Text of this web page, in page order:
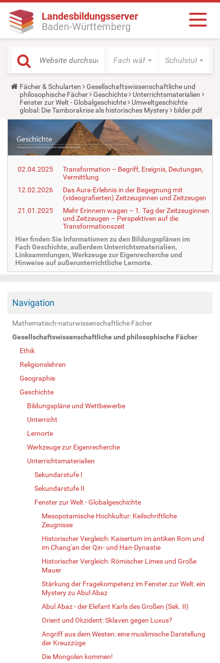
Landesbildungsserver
Baden-Württemberg
Fach wählen Schulstufe
Y
o
u
a
r
e
r
e
Fächer & Schularten
Gesellschaftswissenschaftliche und
philosophische Fächer
Geschichte
Unterrichtsmaterialien
Fenster zur Welt - Globalgeschichte
Umweltgeschichte
global: Die Tamborakrise als historisches Mystery
bilder.pdf
02.04.2025
Transformation – Begriff, Ereignis, Deutungen,
Vermittlung
12.02.2026
Das Aura-Erlebnis in der Begegnung mit
(videografierten) Zeitzeuginnen und Zeitzeugen
21.01.2025
Mehr Erinnern wagen – 1. Tag der Zeitzeuginnen
und Zeitzeugen – Perspektiven auf die
Transformationszeit
Hier finden Sie Informationen zu den Bildungsplänen im
Fach Geschichte, außerdem Unterrichtsmaterialien,
Linksammlungen, Werkzeuge zur Eigenrecherche und
Hinweise auf außerunterrichtliche Lernorte.
Navigation
Mathematisch-naturwissenschaftliche Fächer
Gesellschaftswissenschaftliche und philosophische Fächer
Ethik
Religionslehren
Geographie
Geschichte
Bildungspläne und Wettbewerbe
Unterricht
Lernorte
Werkzeuge zur Eigenrecherche
Unterrichtsmaterialien
Sekundarstufe I
Sekundarstufe II
Fenster zur Welt - Globalgeschichte
Mesopotamische Hochkultur: Keilschriftliche
Zeugnisse
Historischer Vergleich: Kaisertum im antiken Rom und
im Chang'an der Qin- und Han-Dynastie
Historischer Vergleich: Römischer Limes und Große
Mauer
Stärkung der Fragekompetenz im Fenster zur Welt: ein
Mystery zu Abul Abaz
Abul Abaz - der Elefant Karls des Großen (Sek. II)
Orient und Okzident: Sklaven gegen Luxus?
Angriff aus dem Westen: eine muslimische Darstellung
der Kreuzzüge
Die Mongolen kommen!